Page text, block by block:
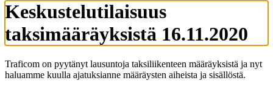
Keskustelutilaisuus
taksimääräyksistä 16.11.2020
Traficom on pyytänyt lausuntoja taksiliikenteen määräyksistä ja nyt
haluamme kuulla ajatuksianne määräysten aiheista ja sisällöstä.